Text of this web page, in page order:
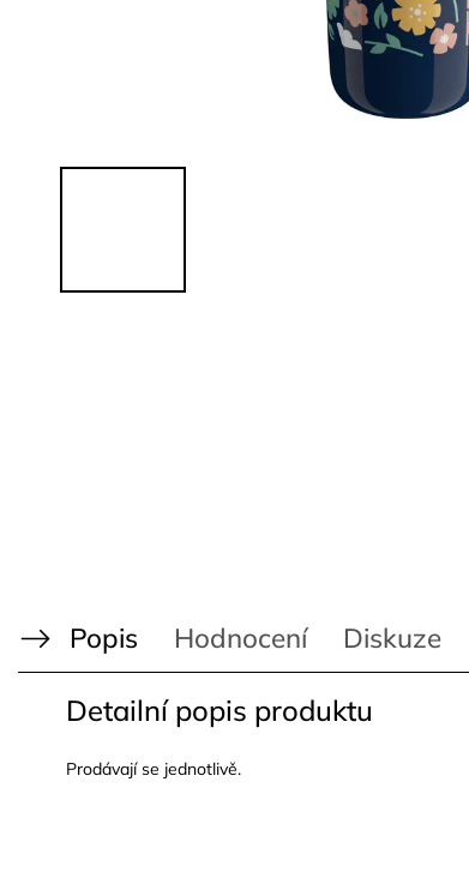
Popis Hodnocení Diskuze
Detailní popis produktu
Prodávají se jednotlivě.